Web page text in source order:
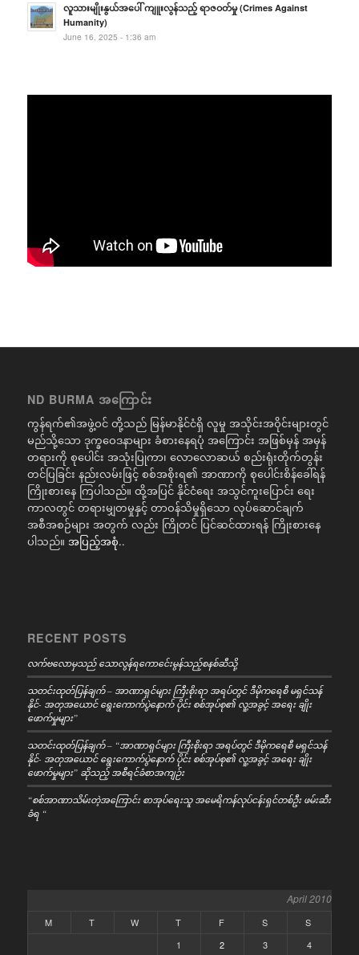
လူသားမျိုးနွယ်အပေါ် ကျူးလွန်သည့် ရာဇဝတ်မှု (Crimes Against
Humanity)
June 16, 2025 - 1:36 am
ND BURMA အကြောင်း
ကွန်ရက်၏အဖွဲ့ဝင် တို့သည် မြန်မာနိုင်ငံရှိ လူမှု အသိုင်းအဝိုင်းများတွင်
မည်သို့သော ဒုက္ခဝေဒနာများ ခံစားနေရပုံ အကြောင်း အဖြစ်မှန် အမှန်
တရားကို စုပေါင်း အသုံးပြုကာ၊ လောလောဆယ် စည်းရုံးတိုက်တွန်း
တင်ပြခြင်း နည်းလမ်းဖြင့် စစ်အစိုးရ၏ အာဏာကို စုပေါင်းစိန်ခေါ်ရန်
ကြိုးစားနေ ကြပါသည်။ ထို့အပြင် နိုင်ငံရေး အသွင်ကူးပြောင်း ရေး
ကာလတွင် တရားမျှတမှုနှင့် တာဝန်သိမှုရှိသော လုပ်ဆောင်ချက်
အစီအစဉ်များ အတွက် လည်း ကြိုတင် ပြင်ဆင်ထားရန် ကြိုးစားနေ
ပါသည်။ အပြည့်အစုံ..
RECENT POSTS
လက်ဗလောမှသည် သောလွန်ရကောင်ေးမွန်သည့်စနစ်ဆီသို့
သတင်းထုတ်ပြန်ချက် – အာဏာရှင်များ ကြီးစိုးရာ အရပ်တွင် ဒီမိုကရေစီ မရှင်သန်
နိုင်- အတုအယောင် ရွေးကောက်ပွဲနောက် ပိုင်း စစ်အုပ်စု၏ လူ့အခွင့် အရေး ချိုး
ဖောက်မှုများ”
သတင်းထုတ်ပြန်ချက် – “အာဏာရှင်များ ကြီးစိုးရာ အရပ်တွင် ဒီမိုကရေစီ မရှင်သန်
နိုင်- အတုအယောင် ရွေးကောက်ပွဲနောက် ပိုင်း စစ်အုပ်စု၏ လူ့အခွင့် အရေး ချိုး
ဖောက်မှုများ” ဆိုသည့် အစီရင်ခံစာအကျဉ်း
“စစ်အာဏာသိမ်းတဲ့အကြောင်း စာအုပ်ရေးသူ အမေရိကန်လုပ်ငန်းရှင်တစ်ဦး ဖမ်းဆီး
ခံရ “
April 2010
M T W T F S
S
1
2 3 4